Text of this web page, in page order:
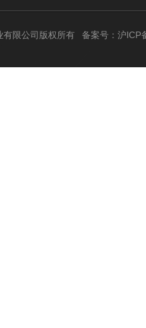
有限公司版权所有 备案号：沪ICP